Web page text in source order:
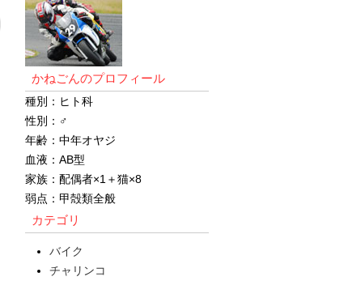
かねごんのプロフィール
種別：ヒト科
性別：♂
年齢：中年オヤジ
血液：AB型
家族：配偶者×1＋猫×8
弱点：甲殻類全般
カテゴリ
バイク
チャリンコ